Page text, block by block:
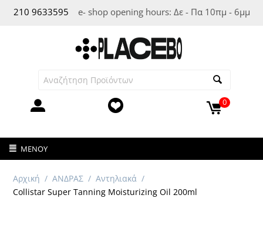
210 9633595 e- shop opening hours: Δε - Πα 10πμ - 6μμ
0
ΜΕΝΟΎ
Αρχική / ΑΝΔΡΑΣ / Αντηλιακά /
Collistar Super Tanning Moisturizing Oil 200ml